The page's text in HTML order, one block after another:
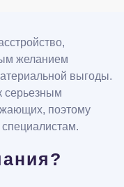
желанием
выгоды.
серьезным
поэтому